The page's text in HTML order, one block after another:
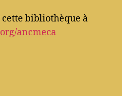
cette bibliothèque à
ancmeca